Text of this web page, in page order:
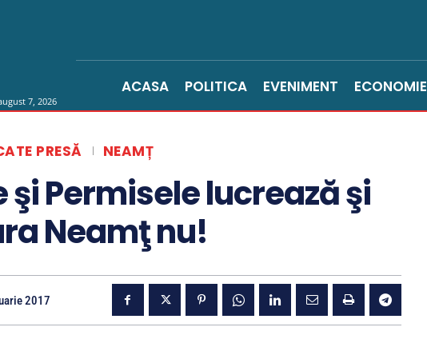
7, 2026
ACASA POLITICA EVENIMENT ECONOMIE
PRESĂ NEAMȚ
Permisele lucrează şi
Neamţ nu!
2017